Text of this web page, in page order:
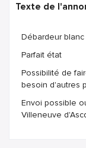
Texte de
Débardeur
Parfait état
Possibilité de
besoin d'autres
Envoi possible
Villeneuve